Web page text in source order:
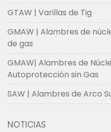
GTAW | Varillas de Tig
GMAW | Alambres de
de gas
GMAW| Alambres de
Autoprotección sin Gas
SAW | Alambres de Arco
NOTICIAS